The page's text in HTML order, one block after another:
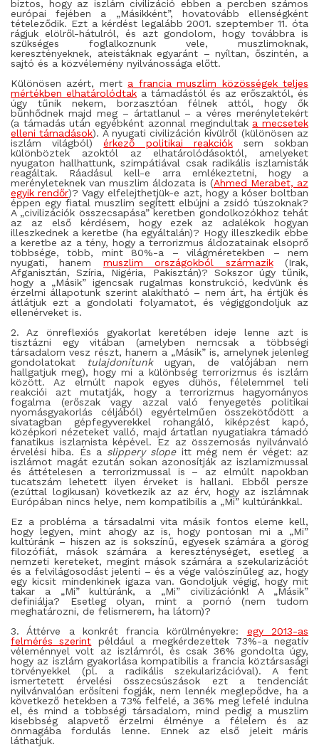
biztos, hogy az iszlám civilizáció ebben a percben számos
európai fejében a „Másikként”, hovatovább ellenségként
tételeződik. Ezt a kérdést legalább 2001. szeptember 11. óta
rágjuk elölről-hátulról, és azt gondolom, hogy továbbra is
szükséges foglalkoznunk vele, muszlimoknak,
keresztényeknek, ateistáknak egyaránt – nyíltan, őszintén, a
sajtó és a közvélemény nyilvánossága előtt.
Különösen azért, mert a francia muszlim közösségek teljes
mértékben elhatárolódtaka támadástól és az erőszaktól, és
úgy tűnik nekem, borzasztóan félnek attól, hogy ők
bűnhődnek majd meg – ártatlanul – a véres merényletekért
(a támadás után egyébként azonnal megindultak a mecsetek
elleni támadások). A nyugati civilizáción kívülről (különösen az
iszlám világból)érkező politikai reakcióksem sokban
különböztek azoktól az elhatárolódásoktól, amelyeket
nyugaton hallhattunk, szimpátiával csak radikális iszlamisták
reagáltak. Ráadásul kell-e arra emlékeztetni, hogy a
merényleteknek van muszlim áldozata is (Ahmed Merabet, az
egyik rendőr)? Vagy elfelejthetjük-e azt, hogy a kóser boltban
éppen egy fiatal muszlim segített elbújni a zsidó túszoknak?
A „civilizációk összecsapása” keretben gondolkozókhoz tehát
az az első kérdésem, hogy ezek az adalékok hogyan
illeszkednek a keretbe (ha egyáltalán)? Hogy illeszkedik ebbe
a keretbe az a tény, hogy a terrorizmus áldozatainak elsöprő
többsége, több, mint 80%-a – világméretekben – nem
nyugati, hanem muszlim országokból származik(Irak,
Afganisztán, Szíria, Nigéria, Pakisztán)? Sokszor úgy tűnik,
hogy a „Másik” igencsak rugalmas konstrukció, kedvünk és
érzelmi állapotunk szerint alakítható – nem árt, ha értjük és
átlátjuk ezt a gondolati folyamatot, és végiggondoljuk az
ellenérveket is.
2. Az önreflexiós gyakorlat keretében ideje lenne azt is
tisztázni egy vitában (amelyben nemcsak a többségi
társadalom vesz részt, hanem a „Másik” is, amelynek jelenleg
gondolatokat
tulajdonítunkugyan, de valójában nem
hallgatjuk meg), hogy mi a különbség terrorizmus és iszlám
között. Az elmúlt napok egyes dühös, félelemmel teli
reakciói azt mutatják, hogy a terrorizmus hagyományos
fogalma (erőszak vagy azzal való fenyegetés politikai
nyomásgyakorlás céljából) egyértelműen összekötődött a
sivatagban gépfegyverekkel rohangáló, kiképzést kapó,
középkori nézeteket valló, majd ártatlan nyugatiakra támadó
fanatikus iszlamista képével. Ez az összemosás nyilvánvaló
érvelési hiba. És a slippery slopeitt még nem ér véget: az
iszlámot magát ezután sokan azonosítják az iszlamizmussal
és áttételesen a terrorizmussal is – az elmúlt napokban
tucatszám lehetett ilyen érveket is hallani. Ebből persze
(ezúttal logikusan) következik az az érv, hogy az iszlámnak
Európában nincs helye, nem kompatibilis a „Mi” kultúránkkal.
Ez a probléma a társadalmi vita másik fontos eleme kell,
hogy legyen, mint ahogy az is, hogy pontosan mi a „Mi”
kultúránk – hiszen az is sokszínű, egyesek számára a görög
filozófiát, mások számára a kereszténységet, esetleg a
nemzeti kereteket, megint mások számára a szekularizációt
és a felvilágosodást jelenti – és a vége valószínűleg az, hogy
egy kicsit mindenkinek igaza van. Gondoljuk végig, hogy mit
takar a „Mi” kultúránk, a „Mi” civilizációnk! A „Másik”
definiálja? Esetleg olyan, mint a pornó (nem tudom
meghatározni, de felismerem, ha látom)?
3. Áttérve a konkrét francia körülményekre: egy 2013-as
felmérés szerint például a megkérdezettek 73%-a negatív
véleménnyel volt az iszlámról, és csak 36% gondolta úgy,
hogy az iszlám gyakorlása kompatibilis a francia köztársasági
törvényekkel (pl. a radikális szekularizációval). A fent
ismertetett érvelési összecsúszások ezt a tendenciát
nyilvánvalóan erősíteni fogják, nem lennék meglepődve, ha a
következő hetekben a 73% felfelé, a 36% meg lefelé indulna
el, és mind a többségi társadalom, mind pedig a muszlim
kisebbség alapvető érzelmi élménye a félelem és az
önmagába fordulás lenne. Ennek az első jeleit máris
láthatjuk.